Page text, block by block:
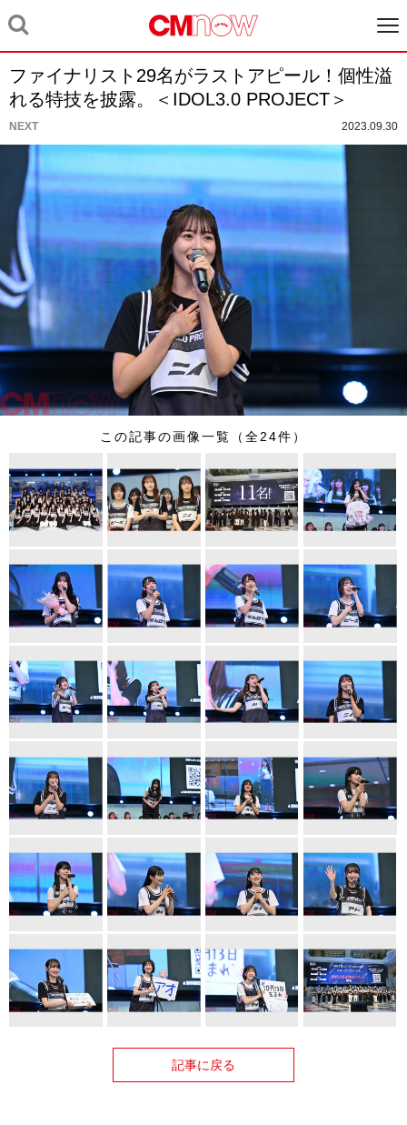
ファイナリスト29名がラストアピール！個性溢
れる特技を披露。＜IDOL3.0 PROJECT＞
NEXT 2023.09.30
この記事の画像一覧（全24件）
記事に戻る